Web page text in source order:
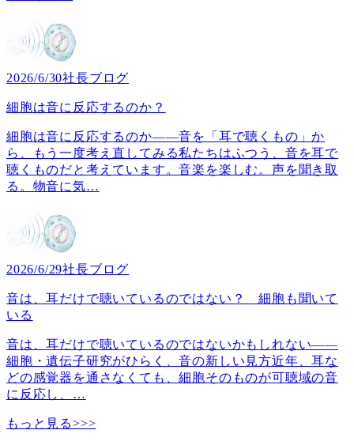
2026/6/30社長ブログ
細胞は音に反応するのか？
細胞は音に反応するのか――音を「耳で聴くもの」か
ら、もう一度考え直してみる私たちはふつう、音を耳で
聴くものだと考えています。音楽を楽しむ。声を聞き取
る。物音に気…
2026/6/29社長ブログ
音は、耳だけで聴いているのではない？ 細胞も聞いて
いる
音は、耳だけで聴いているのではないかもしれない――
細胞・遺伝子研究がひらく、音の新しい見方近年、耳な
どの感覚器を通さなくても、細胞そのものが可聴域の音
に反応し、 …
もっと見る>>>